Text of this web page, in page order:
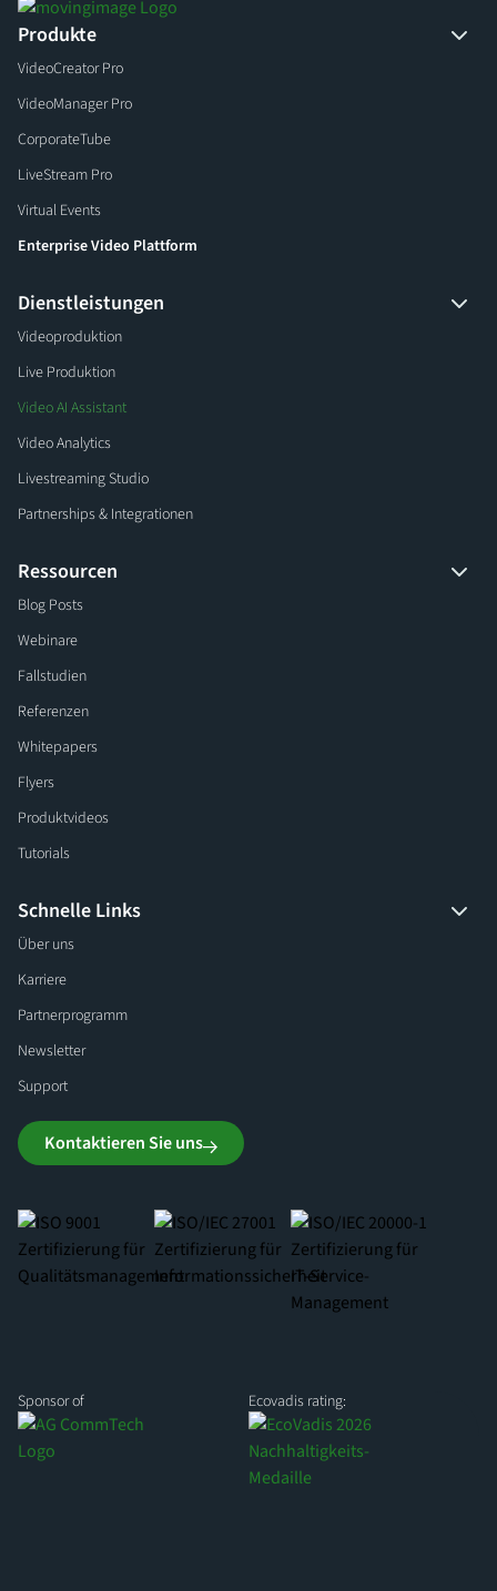
Produkte
VideoCreator Pro
VideoManager Pro
CorporateTube
LiveStream Pro
Virtual Events
Enterprise Video Plattform
Dienstleistungen
Videoproduktion
Live Produktion
Video AI Assistant
Video Analytics
Livestreaming Studio
Partnerships & Integrationen
Ressourcen
Blog Posts
Webinare
Fallstudien
Referenzen
Whitepapers
Flyers
Produktvideos
Tutorials
Schnelle Links
Über uns
Karriere
Partnerprogramm
Newsletter
Support
Kontaktieren Sie uns
Sponsor of Ecovadis rating: